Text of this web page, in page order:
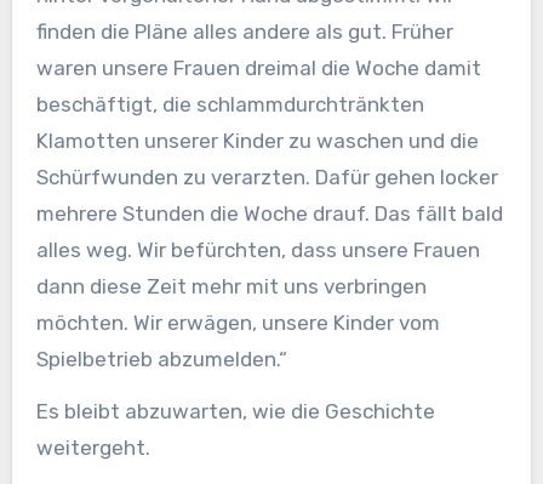
finden die Pläne alles andere als gut. Früher
waren unsere Frauen dreimal die Woche damit
beschäftigt, die schlammdurchtränkten
Klamotten unserer Kinder zu waschen und die
Schürfwunden zu verarzten. Dafür gehen locker
mehrere Stunden die Woche drauf. Das fällt bald
alles weg. Wir befürchten, dass unsere Frauen
dann diese Zeit mehr mit uns verbringen
möchten. Wir erwägen, unsere Kinder vom
Spielbetrieb abzumelden.“
Es bleibt abzuwarten, wie die Geschichte
weitergeht.